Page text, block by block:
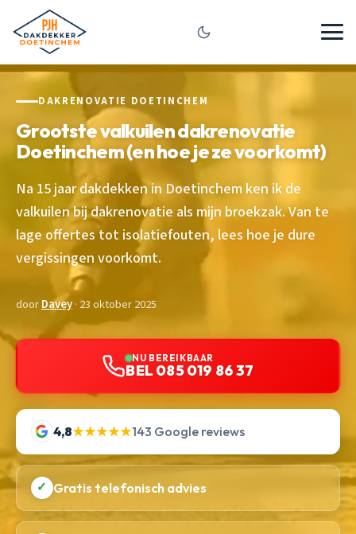
DAKRENOVATIE DOETINCHEM
Grootste valkuilen dakrenovatie
Doetinchem (en hoe je ze voorkomt)
Na 15 jaar dakdekken in Doetinchem ken ik de
valkuilen bij dakrenovatie als mijn broekzak. Van te
lage offertes tot isolatiefouten, lees hoe je dure
vergissingen voorkomt.
doorDavey· 23 oktober 2025
NU BEREIKBAAR
BEL 085 019 86 37
4,8★★★★★143 Google reviews
✓ Gratis telefonisch advies